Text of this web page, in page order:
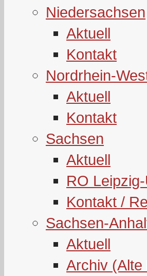
Niedersachsen
Aktuell
Kontakt
Nordrhein-
Aktuell
Kontakt
Sachsen
Aktuell
RO
Kontakt /
Sachsen-
Aktuell
Archiv